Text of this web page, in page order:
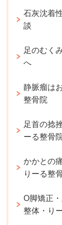
石灰沈着
談
足のむく
へ
静脈瘤は
整骨院
足首の捻
ーる整骨
かかとの
りーる整
O脚矯正
整体・り